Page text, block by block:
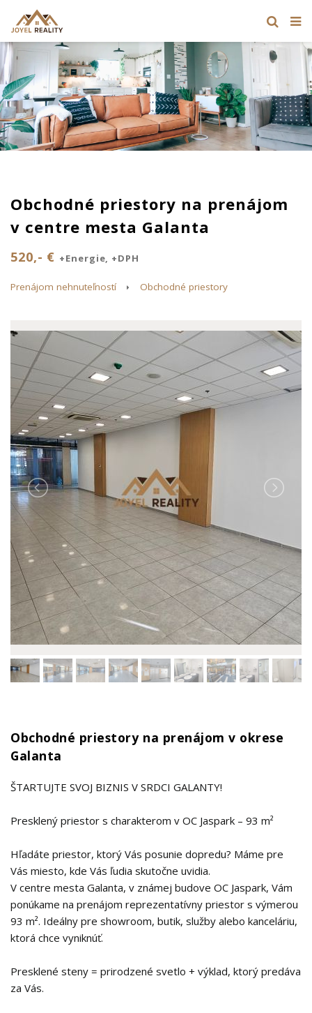
Obchodné priestory na prenájom
v centre mesta Galanta
520,- € +Energie, +DPH
Prenájom nehnuteľností Obchodné priestory
Obchodné priestory na prenájom v okrese
Galanta
ŠTARTUJTE SVOJ BIZNIS V SRDCI GALANTY!
Presklený priestor s charakterom v OC Jaspark – 93 m²
Hľadáte priestor, ktorý Vás posunie dopredu? Máme pre
Vás miesto, kde Vás ľudia skutočne uvidia.
V centre mesta Galanta, v známej budove OC Jaspark, Vám
ponúkame na prenájom reprezentatívny priestor s výmerou
93 m². Ideálny pre showroom, butik, služby alebo kanceláriu,
ktorá chce vyniknúť.
Presklené steny = prirodzené svetlo + výklad, ktorý predáva
za Vás.